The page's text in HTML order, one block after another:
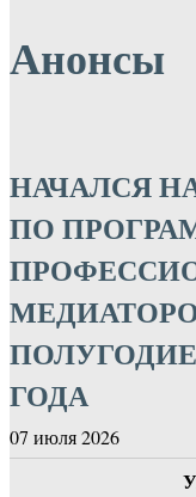
Анонсы
НАЧАЛСЯ
ПО
ПОЛУГОДИЕ
ГОДА
07 июля 2026